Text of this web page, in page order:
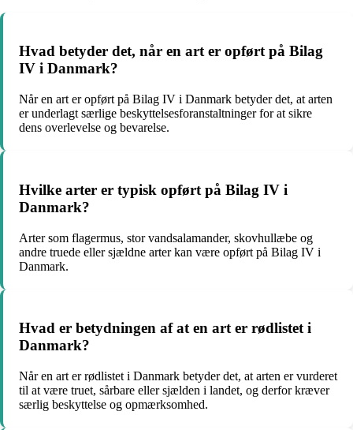
Hvad betyder det, når en art er opført på Bilag
IV i Danmark?
Når en art er opført på Bilag IV i Danmark betyder det, at arten
er underlagt særlige beskyttelsesforanstaltninger for at sikre
dens overlevelse og bevarelse.
Hvilke arter er typisk opført på Bilag IV i
Danmark?
Arter som flagermus, stor vandsalamander, skovhullæbe og
andre truede eller sjældne arter kan være opført på Bilag IV i
Danmark.
Hvad er betydningen af at en art er rødlistet i
Danmark?
Når en art er rødlistet i Danmark betyder det, at arten er vurderet
til at være truet, sårbare eller sjælden i landet, og derfor kræver
særlig beskyttelse og opmærksomhed.